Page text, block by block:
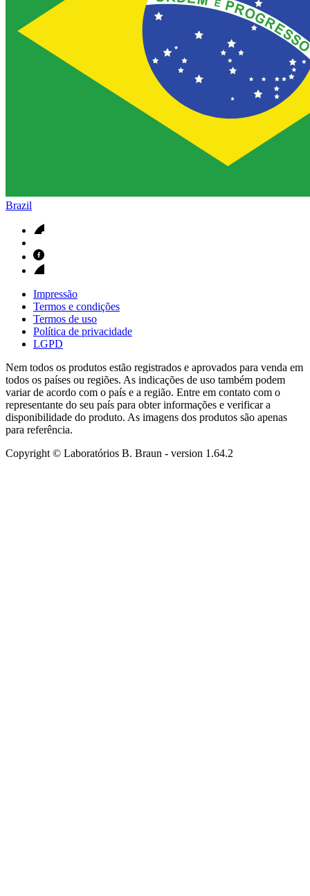
Brazil
Impressão
Termos e condições
Termos de uso
Política de privacidade
LGPD
Nem todos os produtos estão registrados e aprovados para venda em
todos os países ou regiões. As indicações de uso também podem
variar de acordo com o país e a região. Entre em contato com o
representante do seu país para obter informações e verificar a
disponibilidade do produto. As imagens dos produtos são apenas
para referência.
Copyright © Laboratórios B. Braun - version 1.64.2